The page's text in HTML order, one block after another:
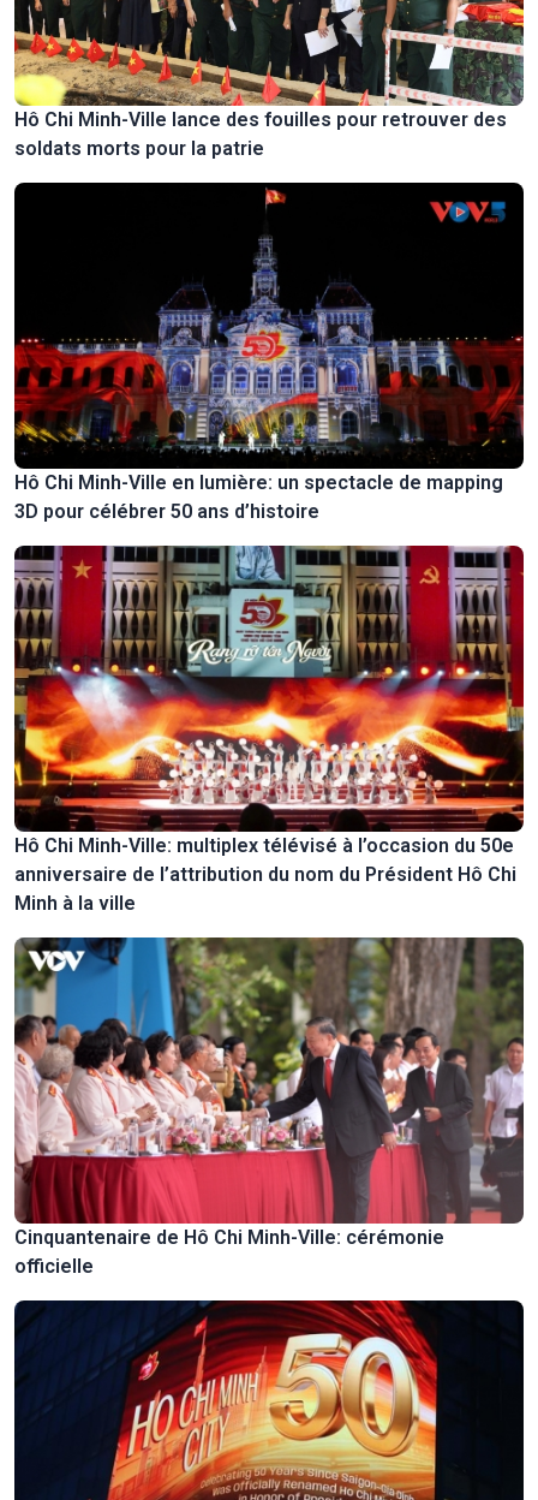
Hô Chi Minh-Ville lance des fouilles pour retrouver des
soldats morts pour la patrie
Hô Chi Minh-Ville en lumière: un spectacle de mapping
3D pour célébrer 50 ans d’histoire
Hô Chi Minh-Ville: multiplex télévisé à l’occasion du 50e
anniversaire de l’attribution du nom du Président Hô Chi
Minh à la ville
Cinquantenaire de Hô Chi Minh-Ville: cérémonie
officielle